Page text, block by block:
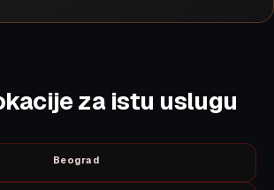
za istu uslugu
Beograd